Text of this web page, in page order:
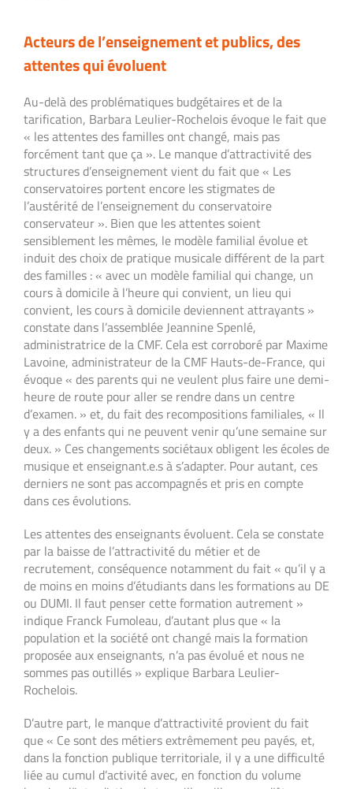
Acteurs de l’enseignement et publics, des
attentes qui évoluent
Au-delà des problématiques budgétaires et de la
tarification, Barbara Leulier-Rochelois évoque le fait que
« les attentes des familles ont changé, mais pas
forcément tant que ça ». Le manque d’attractivité des
structures d’enseignement vient du fait que « Les
conservatoires portent encore les stigmates de
l’austérité de l’enseignement du conservatoire
conservateur ». Bien que les attentes soient
sensiblement les mêmes, le modèle familial évolue et
induit des choix de pratique musicale différent de la part
des familles : « avec un modèle familial qui change, un
cours à domicile à l’heure qui convient, un lieu qui
convient, les cours à domicile deviennent attrayants »
constate dans l’assemblée Jeannine Spenlé,
administratrice de la CMF. Cela est corroboré par Maxime
Lavoine, administrateur de la CMF Hauts-de-France, qui
évoque « des parents qui ne veulent plus faire une demi-
heure de route pour aller se rendre dans un centre
d’examen. » et, du fait des recompositions familiales, « Il
y a des enfants qui ne peuvent venir qu’une semaine sur
deux. » Ces changements sociétaux obligent les écoles de
musique et enseignant.e.s à s’adapter. Pour autant, ces
derniers ne sont pas accompagnés et pris en compte
dans ces évolutions.
Les attentes des enseignants évoluent. Cela se constate
par la baisse de l’attractivité du métier et de
recrutement, conséquence notamment du fait « qu’il y a
de moins en moins d’étudiants dans les formations au DE
ou DUMI. Il faut penser cette formation autrement »
indique Franck Fumoleau, d’autant plus que « la
population et la société ont changé mais la formation
proposée aux enseignants, n’a pas évolué et nous ne
sommes pas outillés » explique Barbara Leulier-
Rochelois.
D’autre part, le manque d’attractivité provient du fait
que « Ce sont des métiers extrêmement peu payés, et,
dans la fonction publique territoriale, il y a une difficulté
liée au cumul d’activité avec, en fonction du volume